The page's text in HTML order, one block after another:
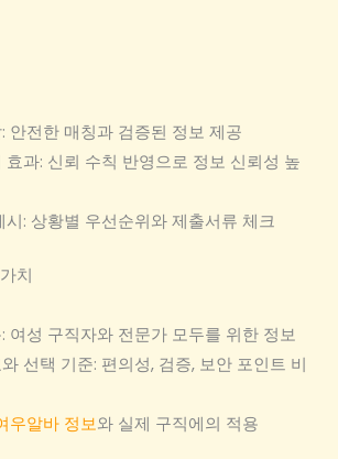
안전한 매칭과 검증된 정보 제공
효과: 신뢰 수칙 반영으로 정보 신뢰성 높
시: 상황별 우선순위와 제출서류 체크
치
여성 구직자와 전문가 모두를 위한 정보
선택 기준: 편의성, 검증, 보안 포인트 비
우알바 정보와 실제 구직에의 적용